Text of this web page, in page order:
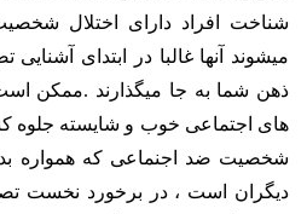
شناخت افراد دارای اختلال
میشوند آنها غالبا در ابتدای
ذهن شما به جا میگذارند .ممکن
های اجتماعی خوب و شایسته جلوه
شخصیت ضد اجنماعی که همواره
دیگران است ، در برخورد نخست